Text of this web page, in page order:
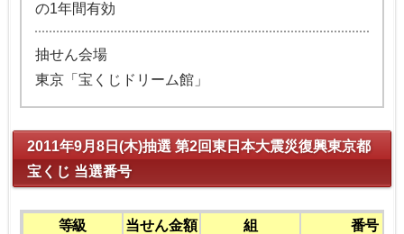
の1年間有効
抽せん会場
東京「宝くじドリーム館」
2011年9月8日(木)抽選 第2回東日本大震災復興東京都
宝くじ 当選番号
等級 当せん金額 組
番号